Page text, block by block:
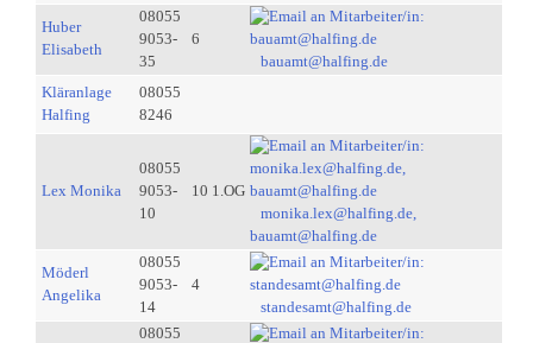
Huber
Elisabeth
08055
9053-
35
6
bauamt@halfing.de
Kläranlage
Halfing
08055
8246
Lex Monika
08055
9053-
10
10 1.OG
monika.lex@halfing.de,
bauamt@halfing.de
Möderl
Angelika
08055
9053-
14
4
standesamt@halfing.de
08055